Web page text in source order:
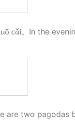
cǎi。 In the
are two pagodas